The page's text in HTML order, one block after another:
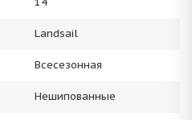
Landsail
Всесезонная
Нешипованные